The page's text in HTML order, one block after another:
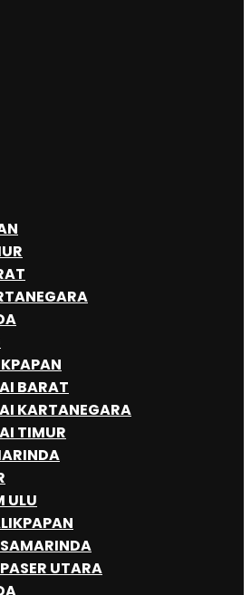
BARAT
KARTANEGARA
TIMUR
ULU
UTARA